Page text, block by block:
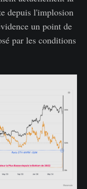
depuis l'implosion
un point de
par les conditions